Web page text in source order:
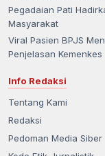
Pegadaian Pati
Masyarakat
Viral Pasien BPJS
Penjelasan Kemenkes
Info Redaksi
Tentang Kami
Redaksi
Pedoman Media Siber